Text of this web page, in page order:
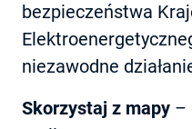
bezpieczeństwa
niezawodne
Skorzystaj z mapy –